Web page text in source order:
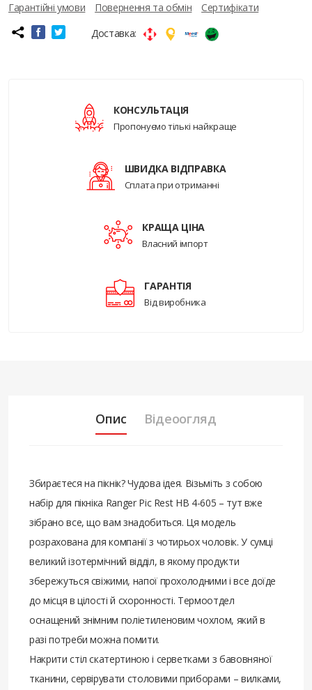
Гарантійні умови Повернення та обмін
Сертифікати
Доставка:
КОНСУЛЬТАЦІЯ
Пропонуємо тількі найкраще
ШВИДКА ВІДПРАВКА
Сплата при отриманні
КРАЩА ЦІНА
Власний імпорт
ГАРАНТІЯ
Від виробника
Опис Відеоогляд
Збираєтеся на пікнік? Чудова ідея. Візьміть з собою
набір для пікніка Ranger Pic Rest НВ 4-605 – тут вже
зібрано все, що вам знадобиться. Ця модель
розрахована для компанії з чотирьох чоловік. У сумці
великий ізотермічний відділ, в якому продукти
збережуться свіжими, напої прохолодними і все доїде
до місця в цілості й схоронності. Термоотдел
оснащений знімним поліетиленовим чохлом, який в
разі потреби можна помити.
Накрити стіл скатертиною і серветками з бавовняної
тканини, сервірувати столовими приборами – вилками,